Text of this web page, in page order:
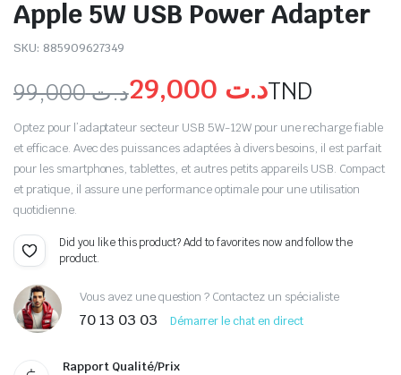
Apple 5W USB Power Adapter
SKU: 885909627349
د.ت99,000 د.تTND
Optez pour l’adaptateur secteur USB 5W-12W pour une recharge fiable
et efficace. Avec des puissances adaptées à divers besoins, il est parfait
pour les smartphones, tablettes, et autres petits appareils USB. Compact
et pratique, il assure une performance optimale pour une utilisation
quotidienne.
Did you like this product? Add to favorites now and follow the
product.
Vous avez une question ? Contactez un spécialiste
70 13 03 03 Démarrer le chat en direct
Rapport Qualité/Prix